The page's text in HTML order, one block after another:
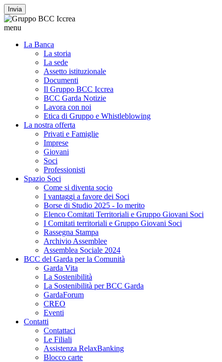
Invia
menu
La Banca
La storia
La sede
Assetto istituzionale
Documenti
Il Gruppo BCC Iccrea
BCC Garda Notizie
Lavora con noi
Etica di Gruppo e Whistleblowing
La nostra offerta
Privati e Famiglie
Imprese
Giovani
Soci
Professionisti
Spazio Soci
Come si diventa socio
I vantaggi a favore dei Soci
Borse di Studio 2025 - Io merito
Elenco Comitati Territoriali e Gruppo Giovani Soci
I Comitati territoriali e Gruppo Giovani Soci
Rassegna Stampa
Archivio Assemblee
Assemblea Sociale 2024
BCC del Garda per la Comunità
Garda Vita
La Sostenibilità
La Sostenibilità per BCC Garda
GardaForum
CREO
Eventi
Contatti
Contattaci
Le Filiali
Assistenza RelaxBanking
Blocco carte